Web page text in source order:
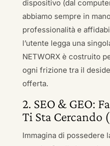
dispositivo (dal
abbiamo sempre in
professionalità e
l’utente legga una
NETWORX è costruito
ogni frizione tra il
offerta.
2. SEO & GEO:
Ti Sta Cercando
Immagina di possedere